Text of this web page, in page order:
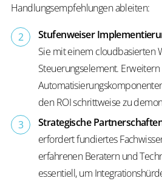
Handlungsempfehlungen ableiten:
Stufenweiser
Sie mit einem cloudbasierten
Steuerungselement. Erweitern
den ROI schrittweise zu
Strategische
erfordert fundiertes
erfahrenen Beratern und
essentiell, um